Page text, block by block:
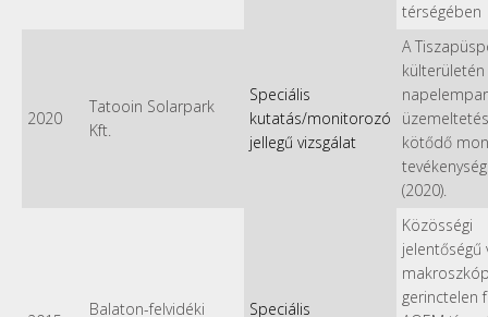
térségében
2020
Tatooin Solarpark
Kft.
Speciális
kutatás/monitorozó
jellegű vizsgálat
A
kötődő
(2020).
Balaton-felvidéki
Speciális
Közösségi
jelentőségű
gerinctelen